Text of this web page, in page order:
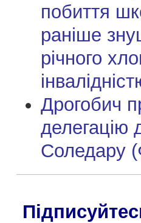
побиття
раніше
річного
Дрогобич
делегацію
Соледару